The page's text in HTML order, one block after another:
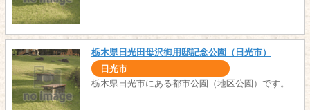
栃木県日光田母沢御用邸記念公園（日光市）
日光市
栃木県日光市にある都市公園（地区公園）です。